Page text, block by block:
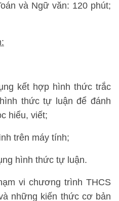
và Ngữ văn: 120 phút;
kết hợp hình thức trắc
thức tự luận để đánh
hiểu, viết;
trên máy tính;
hình thức tự luận.
vi chương trình THCS
những kiến thức cơ bản